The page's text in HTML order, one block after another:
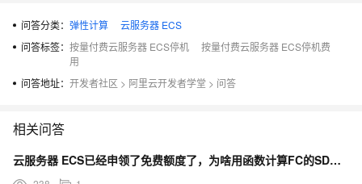
问答分类： 弹性计算
云服务器 ECS
问答标签： 按量付费云服务器 ECS停机
按量付费云服务器 ECS停机费
用
问答地址： 开发者社区 > 阿里云开发者学堂 > 问答
相关问答
云服务器 ECS已经申领了免费额度了，为啥用函数计算FC的SD的时候一直报欠费啊？